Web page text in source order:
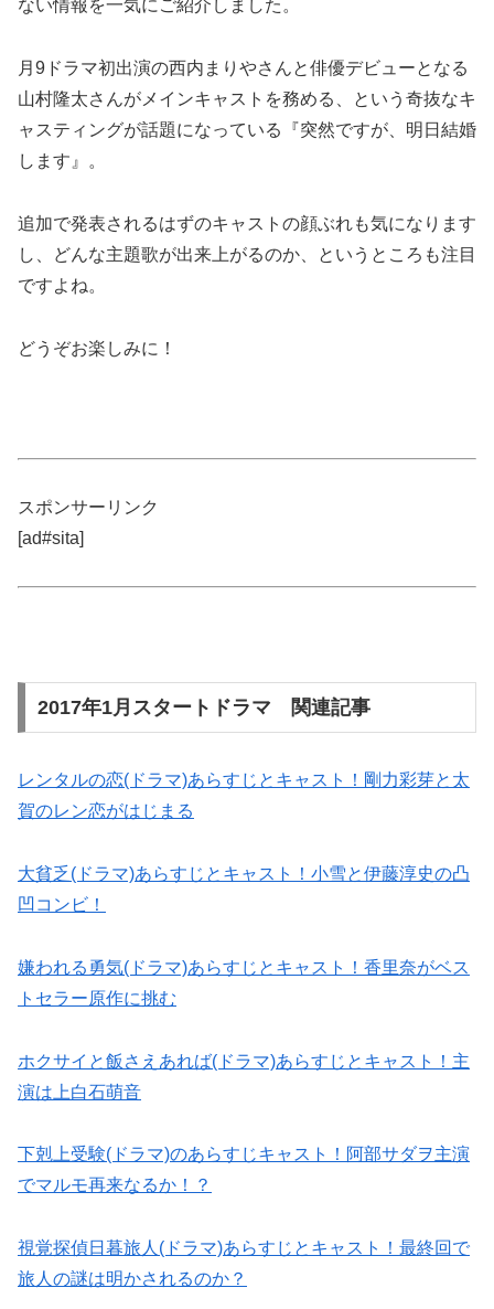
ない情報を一気にご紹介しました。
月9ドラマ初出演の西内まりやさんと俳優デビューとなる
山村隆太さんがメインキャストを務める、という奇抜なキ
ャスティングが話題になっている『突然ですが、明日結婚
します』。
追加で発表されるはずのキャストの顔ぶれも気になります
し、どんな主題歌が出来上がるのか、というところも注目
ですよね。
どうぞお楽しみに！
スポンサーリンク
[ad#sita]
2017年1月スタートドラマ 関連記事
レンタルの恋(ドラマ)あらすじとキャスト！剛力彩芽と太
賀のレン恋がはじまる
大貧乏(ドラマ)あらすじとキャスト！小雪と伊藤淳史の凸
凹コンビ！
嫌われる勇気(ドラマ)あらすじとキャスト！香里奈がベス
トセラー原作に挑む
ホクサイと飯さえあれば(ドラマ)あらすじとキャスト！主
演は上白石萌音
下剋上受験(ドラマ)のあらすじキャスト！阿部サダヲ主演
でマルモ再来なるか！？
視覚探偵日暮旅人(ドラマ)あらすじとキャスト！最終回で
旅人の謎は明かされるのか？